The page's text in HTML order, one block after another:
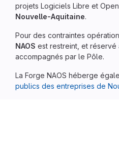
projets Logiciels Libre et
Nouvelle-Aquitaine.
Pour des contraintes
NAOS est restreint, et
accompagnés par le Pôle.
La Forge NAOS héberge
publics des entreprises de